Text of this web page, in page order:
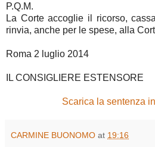
P.Q.M.
La Corte accoglie il ricorso,
rinvia, anche per le spese, alla
Roma 2 luglio 2014
IL CONSIGLIERE ESTENSORE
Scarica la sentenza
CARMINE BUONOMO at 19:16